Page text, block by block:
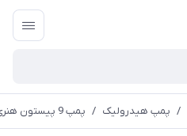
/ پمپ هیدرولیک / پمپ 9 پیستون هنری 95 لیتر 350بار